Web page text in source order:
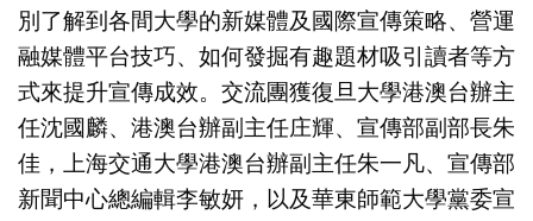
別了解到各間大學的新媒體及國際宣傳策略、營運
融媒體平台技巧、如何發掘有趣題材吸引讀者等方
式來提升宣傳成效。交流團獲復旦大學港澳台辦主
任沈國麟、港澳台辦副主任庄輝、宣傳部副部長朱
佳，上海交通大學港澳台辦副主任朱一凡、宣傳部
新聞中心總編輯李敏妍，以及華東師範大學黨委宣